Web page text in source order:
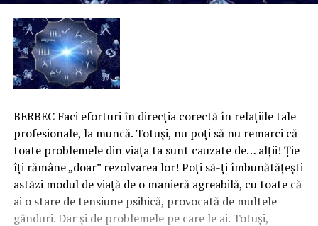
BERBEC Faci eforturi în direcţia corectă în relaţiile tale
profesionale, la muncă. Totuşi, nu poţi să nu remarci că
toate problemele din viaţa ta sunt cauzate de… alţii! Ţie
îţi rămâne „doar” rezolvarea lor! Poţi să-ţi îmbunătăţeşti
astăzi modul de viaţă de o manieră agreabilă, cu toate că
ai o stare de tensiune psihică, provocată de multele
gânduri. Dar şi de problemele pe care le ai. Totuşi,